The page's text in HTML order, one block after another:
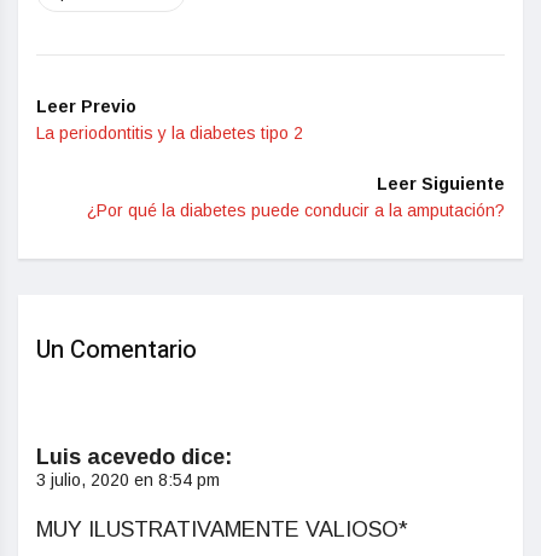
Leer Previo
La periodontitis y la diabetes tipo 2
Leer Siguiente
¿Por qué la diabetes puede conducir a la amputación?
Un Comentario
Luis acevedo dice:
3 julio, 2020 en 8:54 pm
MUY ILUSTRATIVAMENTE VALIOSO*